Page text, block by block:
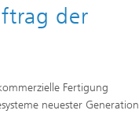
der
Fertigung
neuester Generation